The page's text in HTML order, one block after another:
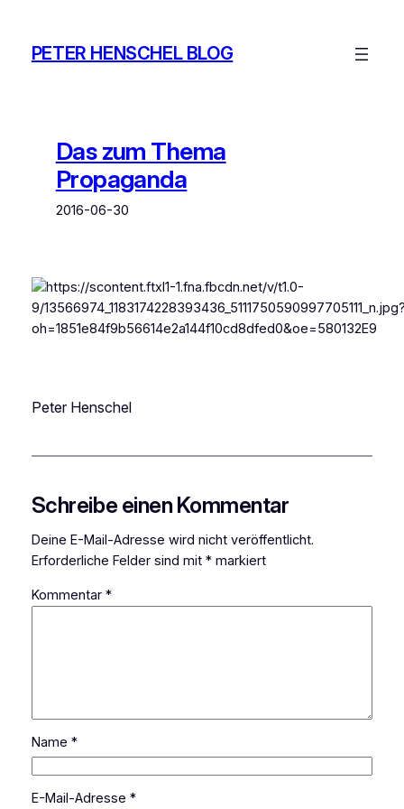
springen
PETER HENSCHEL BLOG
Das zum Thema
Propaganda
2016-06-30
Peter Henschel
Schreibe einen Kommentar
Deine E-Mail-Adresse wird nicht veröffentlicht.
Erforderliche Felder sind mit *markiert
Kommentar *
Name *
E-Mail-Adresse *